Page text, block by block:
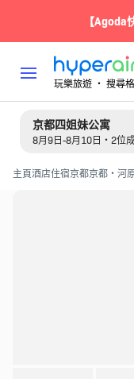
【
玩樂旅遊 ‧ 搜尋
京都四姐妹公寓
8月9日-8月10日・2位
主頁酒店住宿京都京都・河